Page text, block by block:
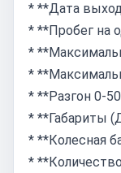
* **Дата
* **Пробег на
*
*
* **Разгон 0-
* **Габариты
* **Колесная
*